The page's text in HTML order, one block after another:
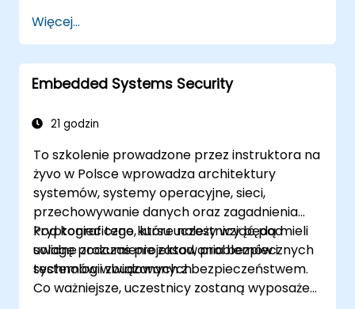
Więcej...
Embedded Systems Security
21 godzin
To szkolenie prowadzone przez instruktora na
żyvo w Polsce wprowadza architektury
systemów, systemy operacyjne, sieci,
przechowywanie danych oraz zagadnienia
kryptograficzne, które należy wziąć pod
uwagę podczas projektowania bezpiecznych
systemów wbudowanych.
Pod koniec tego kursu uczestnicy będą mieli
solidne zrozumienie zasad, problemów i
technologii związanych z bezpieczeństwem.
Co ważniejsze, uczestnicy zostaną wyposażeni